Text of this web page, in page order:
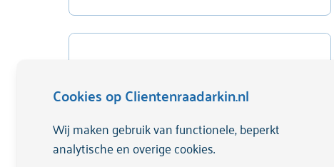
Cookies op Clientenraadarkin.nl
Wij maken gebruik van functionele, beperkt
analytische en overige cookies.